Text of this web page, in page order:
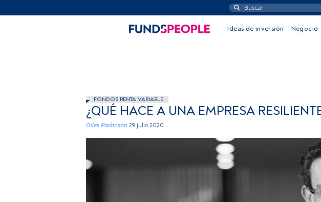
Ideas de inversión Negocio
FONDOS RENTA VARIABLE
¿QUÉ HACE A UNA EMPRESA
Giles Parkinson 29 julio 2020